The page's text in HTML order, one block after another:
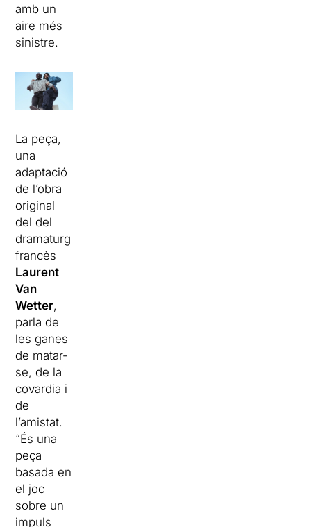
amb un
aire més
sinistre.
La peça,
una
adaptació
de l’obra
original
del del
dramaturg
francès
Laurent
Van
Wetter,
parla de
les ganes
de matar-
se, de la
covardia i
de
l’amistat.
“És una
peça
basada en
el joc
sobre un
impuls